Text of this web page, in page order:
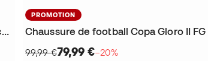
Chaussure de football Air Zoom Mercurial Vapor 17 Elite SG-Pro
PROMOTION
Chaussure de football Copa Gloro II FG
99,99 €79,99 €−20%